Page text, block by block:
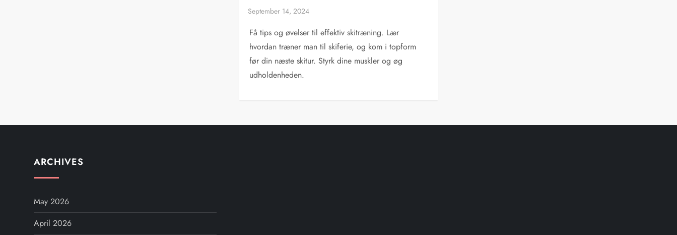
Få tips og øvelser til effektiv skitræning. Lær
hvordan træner man til skiferie, og kom i topform
før din næste skitur. Styrk dine muskler og øg
udholdenheden.
ARCHIVES
May 2026
April 2026